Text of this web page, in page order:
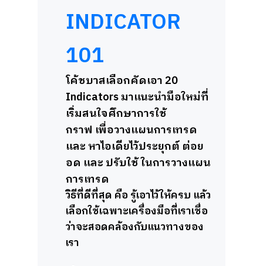
INDICATOR
101
โค้ชบาสเลือกคัดเอา 20
Indicators มาแนะนำมือใหม่ที่
เริ่มสนใจศึกษาการใช้
กราฟ เพื่อวางแผนการเทรด
และ หาไอเดียไว้ประยุกต์ ต่อย
อด และ ปรับใช้ ในการวางแผน
การเทรด
วิธีที่ดีที่สุด คือ รู้เอาไว้ให้ครบ แล้ว
เลือกใช้เฉพาะเครื่องมือที่เราเชื่อ
ว่าจะสอดคล้องกับแนวทางของ
เรา